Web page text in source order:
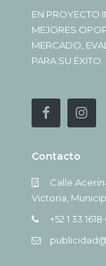
EN PROYECTO
MEJORES
MERCADO,
PARA SU ÉXITO.
Contacto
Calle
Victoria,
+52 1 33